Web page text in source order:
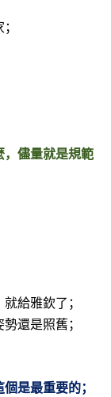
儘量就是規範
給雅欽了；
還是照舊；
是最重要的；